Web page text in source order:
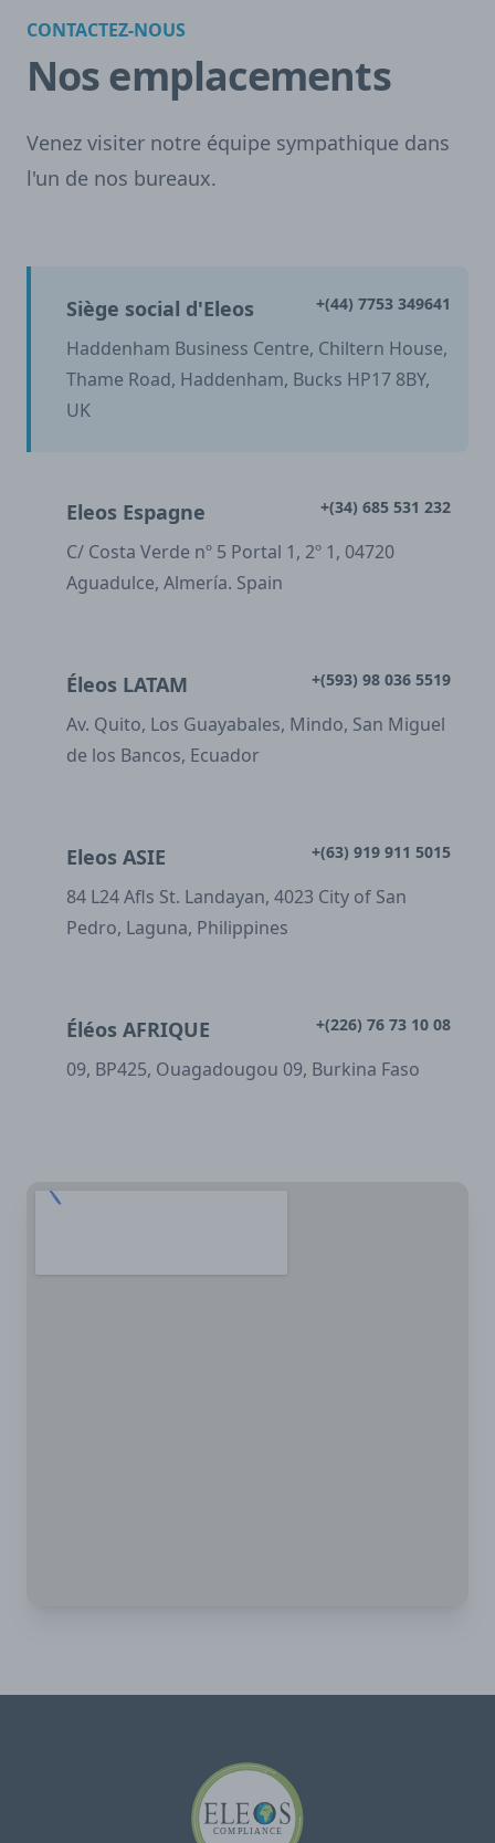
CONTACTEZ-NOUS
Nos emplacements
Venez visiter notre équipe sympathique dans
l'un de nos bureaux.
Siège social d'Eleos +(44) 7753 349641
Haddenham Business Centre, Chiltern House,
Thame Road, Haddenham, Bucks HP17 8BY,
UK
Eleos Espagne +(34) 685 531 232
C/ Costa Verde nº 5 Portal 1, 2º 1, 04720
Aguadulce, Almería. Spain
Éleos LATAM +(593) 98 036 5519
Av. Quito, Los Guayabales, Mindo, San Miguel
de los Bancos, Ecuador
Eleos ASIE +(63) 919 911 5015
84 L24 Afls St. Landayan, 4023 City of San
Pedro, Laguna, Philippines
Éléos AFRIQUE +(226) 76 73 10 08
09, BP425, Ouagadougou 09, Burkina Faso